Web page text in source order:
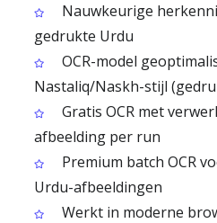
Nauwkeurige
gedrukte Urdu
OCR-model
Nastaliq/Naskh-stijl
Gratis OCR met
afbeelding per run
Premium batch OCR
Urdu-afbeeldingen
Werkt in moderne